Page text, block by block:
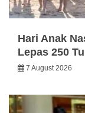
Hari Anak
Lepas 250
7 August 2026